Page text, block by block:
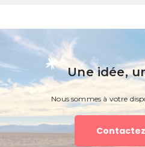
Une idée,
Nous sommes à votre